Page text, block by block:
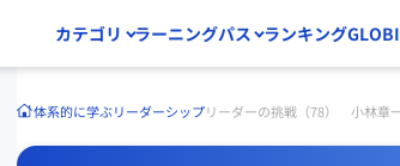
カテゴリ ラーニングパス ランキング
体系的に学ぶリーダーシップリーダーの挑戦（78） 小林章